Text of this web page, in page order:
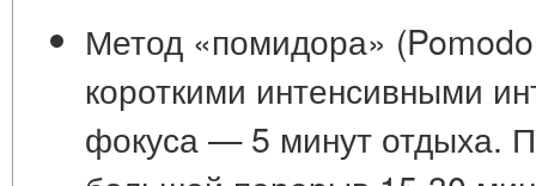
Метод «помидора»
короткими интенсивными
фокуса — 5 минут отдыха.